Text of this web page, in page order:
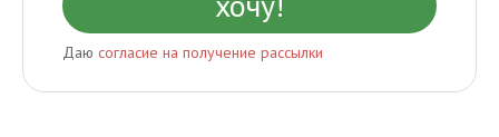
Даю согласие на получение рассылки